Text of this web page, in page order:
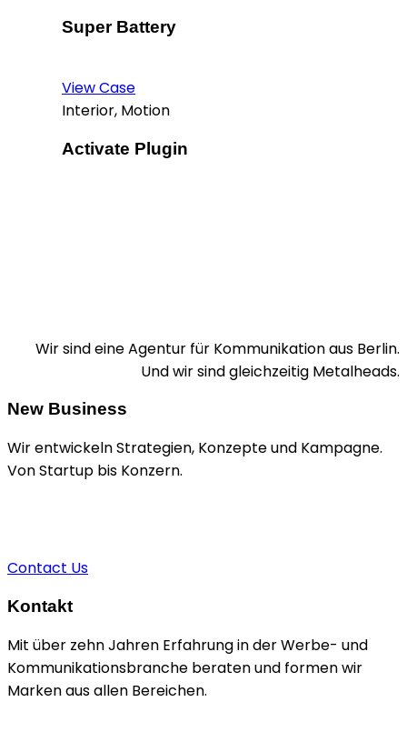
Super Battery
View Case
Interior, Motion
Activate Plugin
Wir sind eine Agentur für Kommunikation aus Berlin.
Und wir sind gleichzeitig Metalheads.
New Business
Wir entwickeln Strategien, Konzepte und Kampagne.
Von Startup bis Konzern.
Contact Us
Kontakt
Mit über zehn Jahren Erfahrung in der Werbe- und
Kommunikationsbranche beraten und formen wir
Marken aus allen Bereichen.